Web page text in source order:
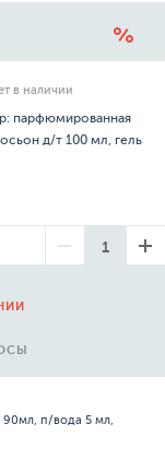
в наличии
парфюмированная
д/т 100 мл, гель
п/вода 5 мл,